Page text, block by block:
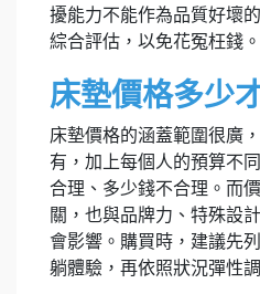
擾能力不能作為品質好壞
綜合評估，以免花冤枉錢。
床墊價格多少
床墊價格的涵蓋範圍很廣
有，加上每個人的預算不
合理、多少錢不合理。而
關，也與品牌力、特殊設
會影響。購買時，建議先
躺體驗，再依照狀況彈性